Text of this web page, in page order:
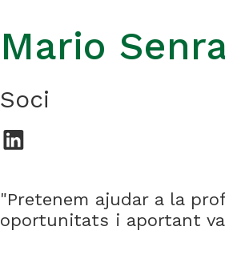
Mario
Soci
"Pretenem ajudar a la
oportunitats i aportant